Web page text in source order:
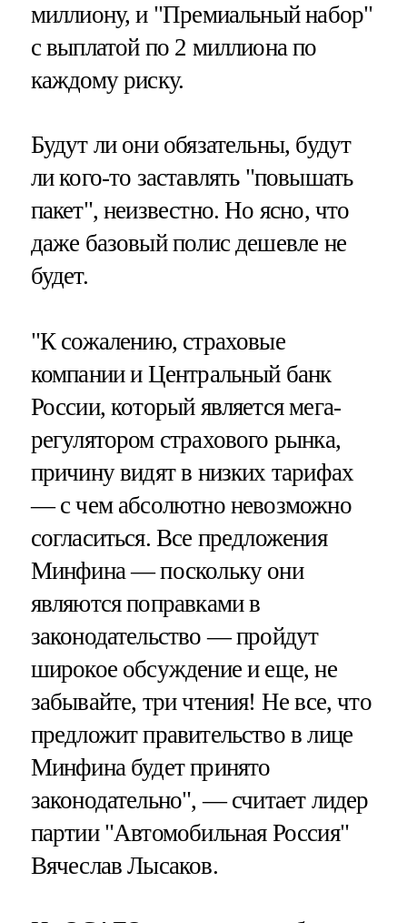
миллиону, и "Премиальный набор"
с выплатой по 2 миллиона по
каждому риску.
Будут ли они обязательны, будут
ли кого-то заставлять "повышать
пакет", неизвестно. Но ясно, что
даже базовый полис дешевле не
будет.
"К сожалению, страховые
компании и Центральный банк
России, который является мега-
регулятором страхового рынка,
причину видят в низких тарифах
— с чем абсолютно невозможно
согласиться. Все предложения
Минфина — поскольку они
являются поправками в
законодательство — пройдут
широкое обсуждение и еще, не
забывайте, три чтения! Не все, что
предложит правительство в лице
Минфина будет принято
законодательно", — считает лидер
партии "Автомобильная Россия"
Вячеслав Лысаков.